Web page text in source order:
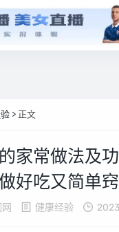
> 正文
家常做法及
好吃又简单窍
健康经验